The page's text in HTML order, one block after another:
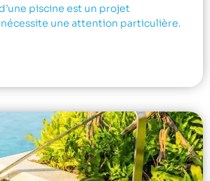
piscine est un projet
une attention particulière.